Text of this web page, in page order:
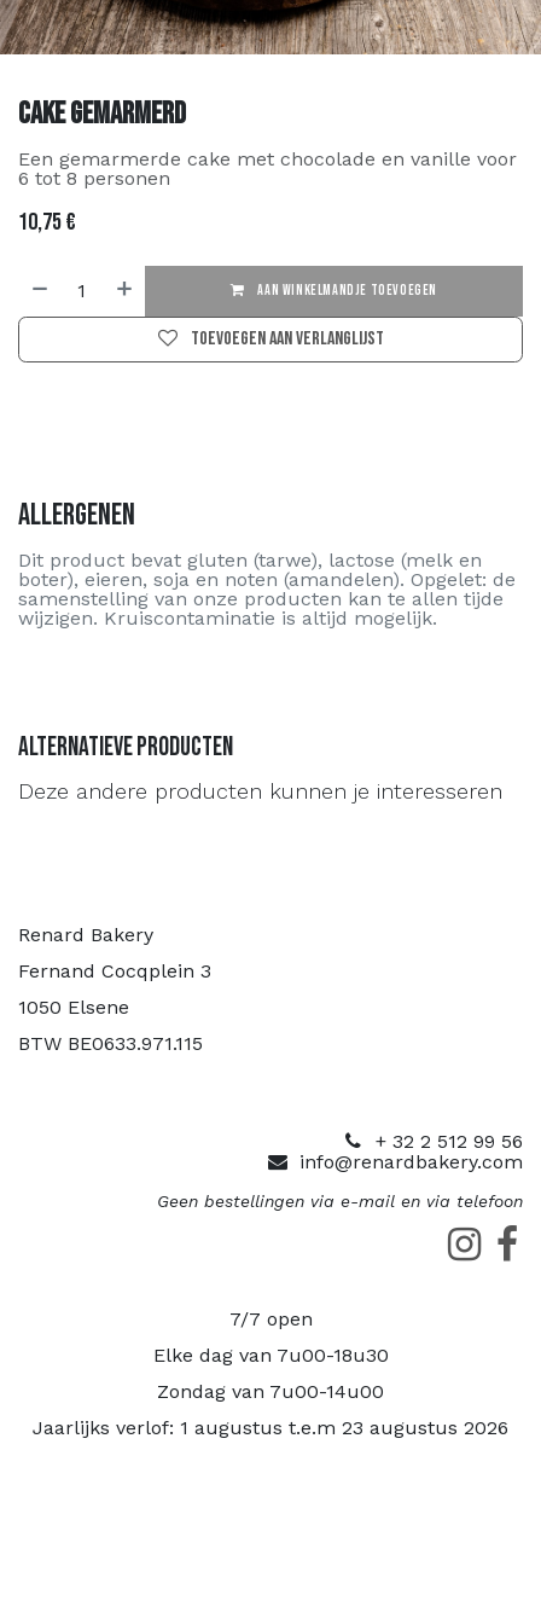
Cake Gemarmerd
Een gemarmerde cake met chocolade en vanille voor
6 tot 8 personen
10,75€
AAN WINKELMANDJE TOEVOEGEN
Toevoegen aan verlanglijst
Allergenen
Dit product bevat gluten (tarwe), lactose (melk en
boter), eieren, soja en noten (amandelen). Opgelet: de
samenstelling van onze producten kan te allen tijde
wijzigen. Kruiscontaminatie is altijd mogelijk.
Alternatieve producten
Deze andere producten kunnen je interesseren
Renard Bakery
Fernand Cocqplein 3
1050 Elsene
BTW BE0633.971.115
+ 32 2 512 99 56
info@renardbakery.com
Geen bestellingen via e-mail en via telefoon
7/7 open
Elke dag van 7u00-18u30
Zondag van 7u00-14u00
Jaarlijks verlof: 1 augustus t.e.m 23 augustus 2026